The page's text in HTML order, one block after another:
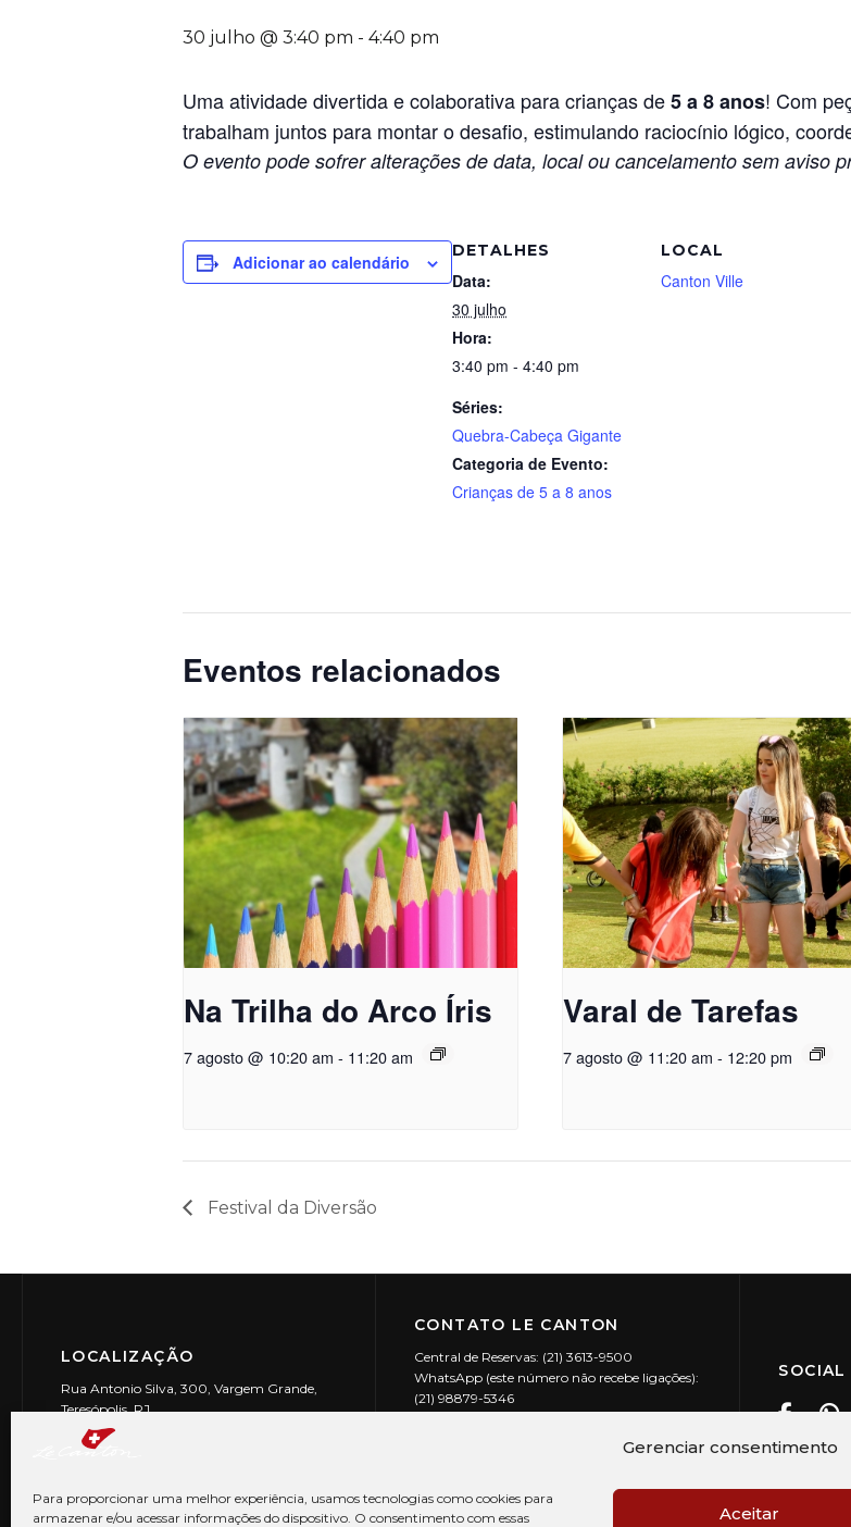
Gerenciar consentimento
Para proporcionar uma melhor experiência, usamos tecnologias como cookies para
armazenar e/ou acessar informações do dispositivo. O consentimento com essas
Aceitar
30 julho @ 3:40 pm - 4:40 pm
Uma atividade divertida e colaborativa para crianças de5 a 8 anos! Com
trabalham juntos para montar o desafio, estimulando raciocínio lógico,
O evento pode sofrer alterações de data, local ou cancelamento sem aviso
Adicionar ao calendário
DETALHES
Data:
30 julho
Hora:
3:40 pm - 4:40 pm
Séries:
Quebra-Cabeça Gigante
Categoria de Evento:
Crianças de 5 a 8 anos
LOCAL
Canton Ville
Eventos relacionados
Na Trilha do Arco Íris
7 agosto @ 10:20 am - 11:20 am
Varal de Tarefas
7 agosto @ 11:20 am - 12:20 pm
Festival da Diversão
LOCALIZAÇÃO
Rua Antonio Silva, 300, Vargem Grande,
Teresópolis, RJ
CEP: 25990-150
CONTATO LE CANTON
Central de Reservas: (21) 3613-9500
WhatsApp (este número não recebe ligações):
(21) 98879-5346
SOCIAL